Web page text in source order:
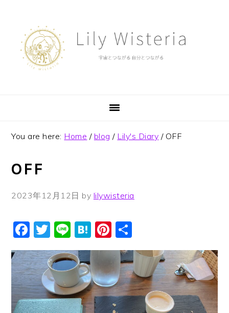
primary
navigation
content
You are here: Home / blog / Lily's Diary /OFF
OFF
2023年12月12日 by lilywisteria
Facebook
Twitter
LineHatena
Pinterest
有